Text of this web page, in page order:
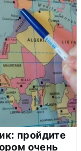
пройдите
очень